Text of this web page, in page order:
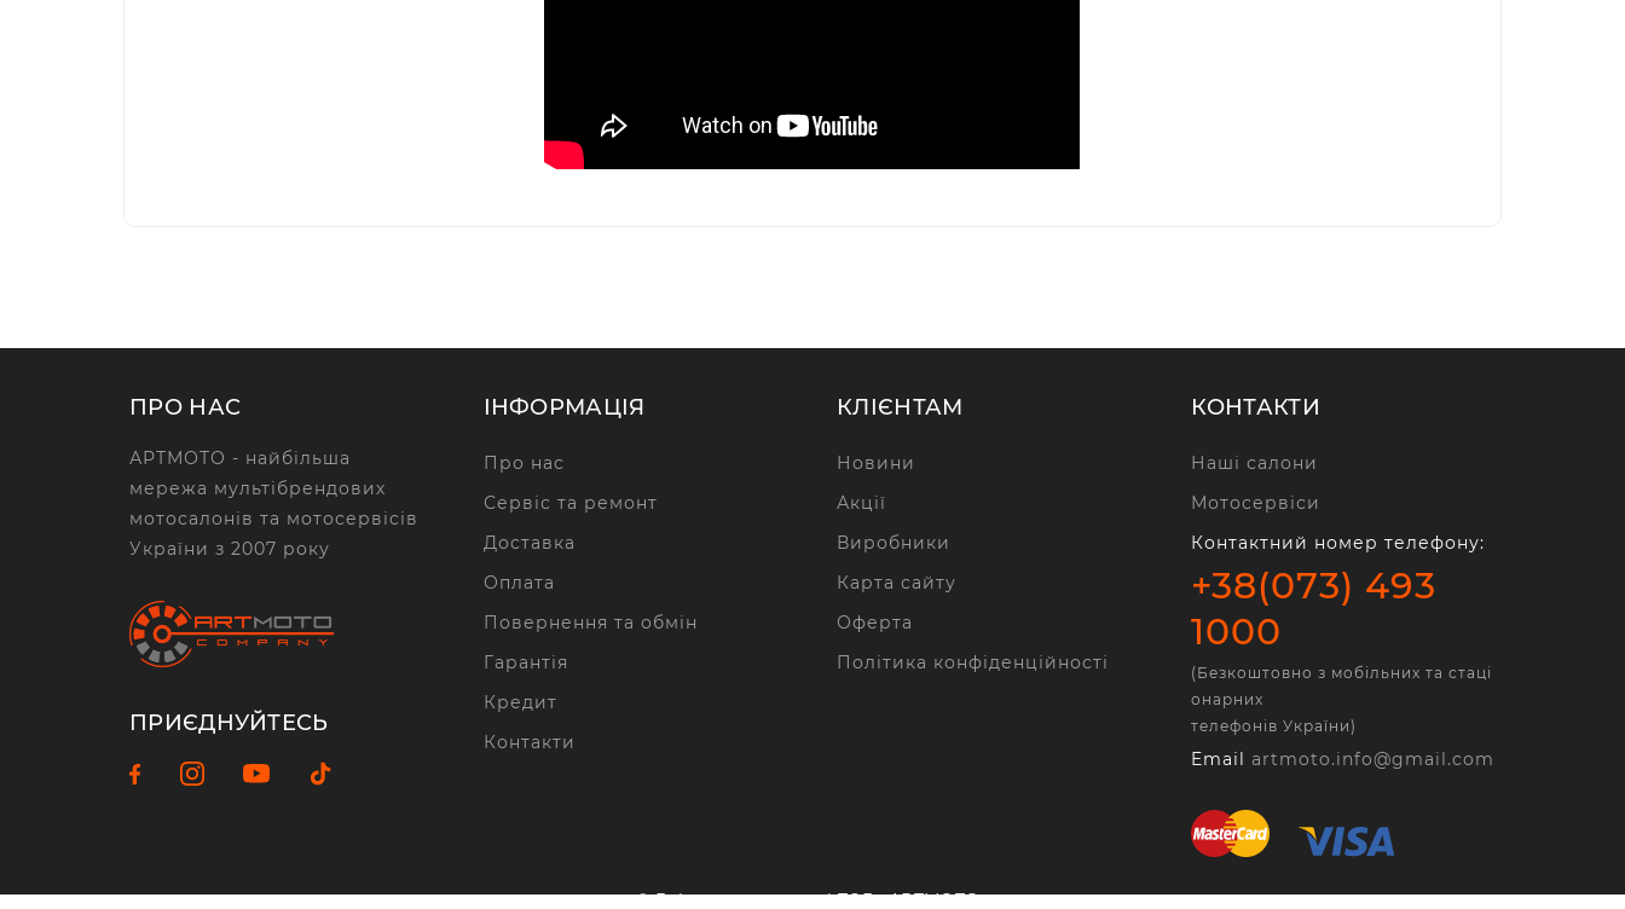
ПРО НАС
АРТМОТО - найбільша
мережа мультібрендових
мотосалонів та мотосервісів
України з 2007 року
ПРИЄДНУЙТЕСЬ
ІНФОРМАЦІЯ
Про нас
Сервіс та ремонт
Доставка
Оплата
Повернення та обмін
Гарантія
Кредит
Контакти
КЛІЄНТАМ
Новини
Акції
Виробники
Карта сайту
Оферта
Політика конфіденційності
КОНТАКТИ
Наші салони
Мотосервіси
Контактний номер телефону:
+38(073) 493
1000
(Безкоштовно з мобільних та стаці
онарних
телефонів України)
Email artmoto.info@gmail.com
© Всі права захищені ТОВ «АРТМОТО»